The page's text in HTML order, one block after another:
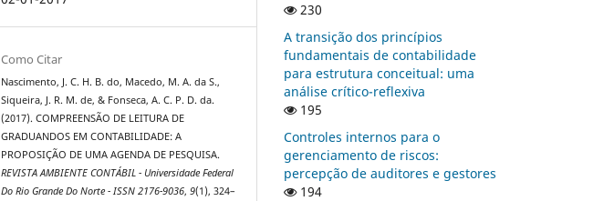
Como Citar
Nascimento, J. C. H. B. do, Macedo, M. A. da S.,
Siqueira, J. R. M. de, & Fonseca, A. C. P. D. da.
(2017). COMPREENSÃO DE LEITURA DE
GRADUANDOS EM CONTABILIDADE: A
PROPOSIÇÃO DE UMA AGENDA DE PESQUISA.
REVISTA AMBIENTE CONTÁBIL - Universidade Federal
Do Rio Grande Do Norte - ISSN 2176-9036,9(1), 324–
230
A transição dos princípios
fundamentais de contabilidade
para estrutura conceitual: uma
análise crítico-reflexiva
195
Controles internos para o
gerenciamento de riscos:
percepção de auditores e gestores
194